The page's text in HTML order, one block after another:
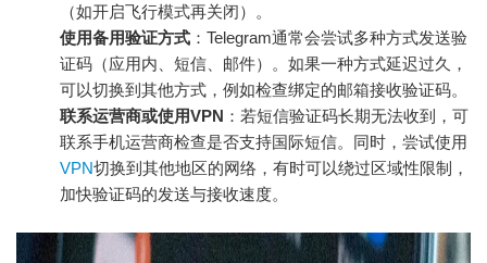
（如开启飞行模式再关闭）。
使用备用验证方式 ：Telegram通常会尝试多种方式发送验
证码（应用内、短信、邮件）。如果一种方式延迟过久，
可以切换到其他方式，例如检查绑定的邮箱接收验证码。
联系运营商或使用VPN ：若短信验证码长期无法收到，可
联系手机运营商检查是否支持国际短信。同时，尝试使用
VPN切换到其他地区的网络，有时可以绕过区域性限制，
加快验证码的发送与接收速度。